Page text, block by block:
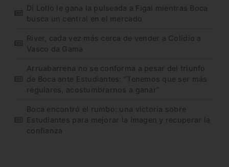
Di Lollo le gana la pulseada a Figal mientras Boca
busca un central en el mercado
River, cada vez más cerca de vender a Colidio a
Vasco da Gama
Arruabarrena no se conforma a pesar del triunfo
de Boca ante Estudiantes: “Tenemos que ser más
regulares, acostumbrarnos a ganar”
Boca encontró el rumbo: una victoria sobre
Estudiantes para mejorar la imagen y recuperar la
confianza